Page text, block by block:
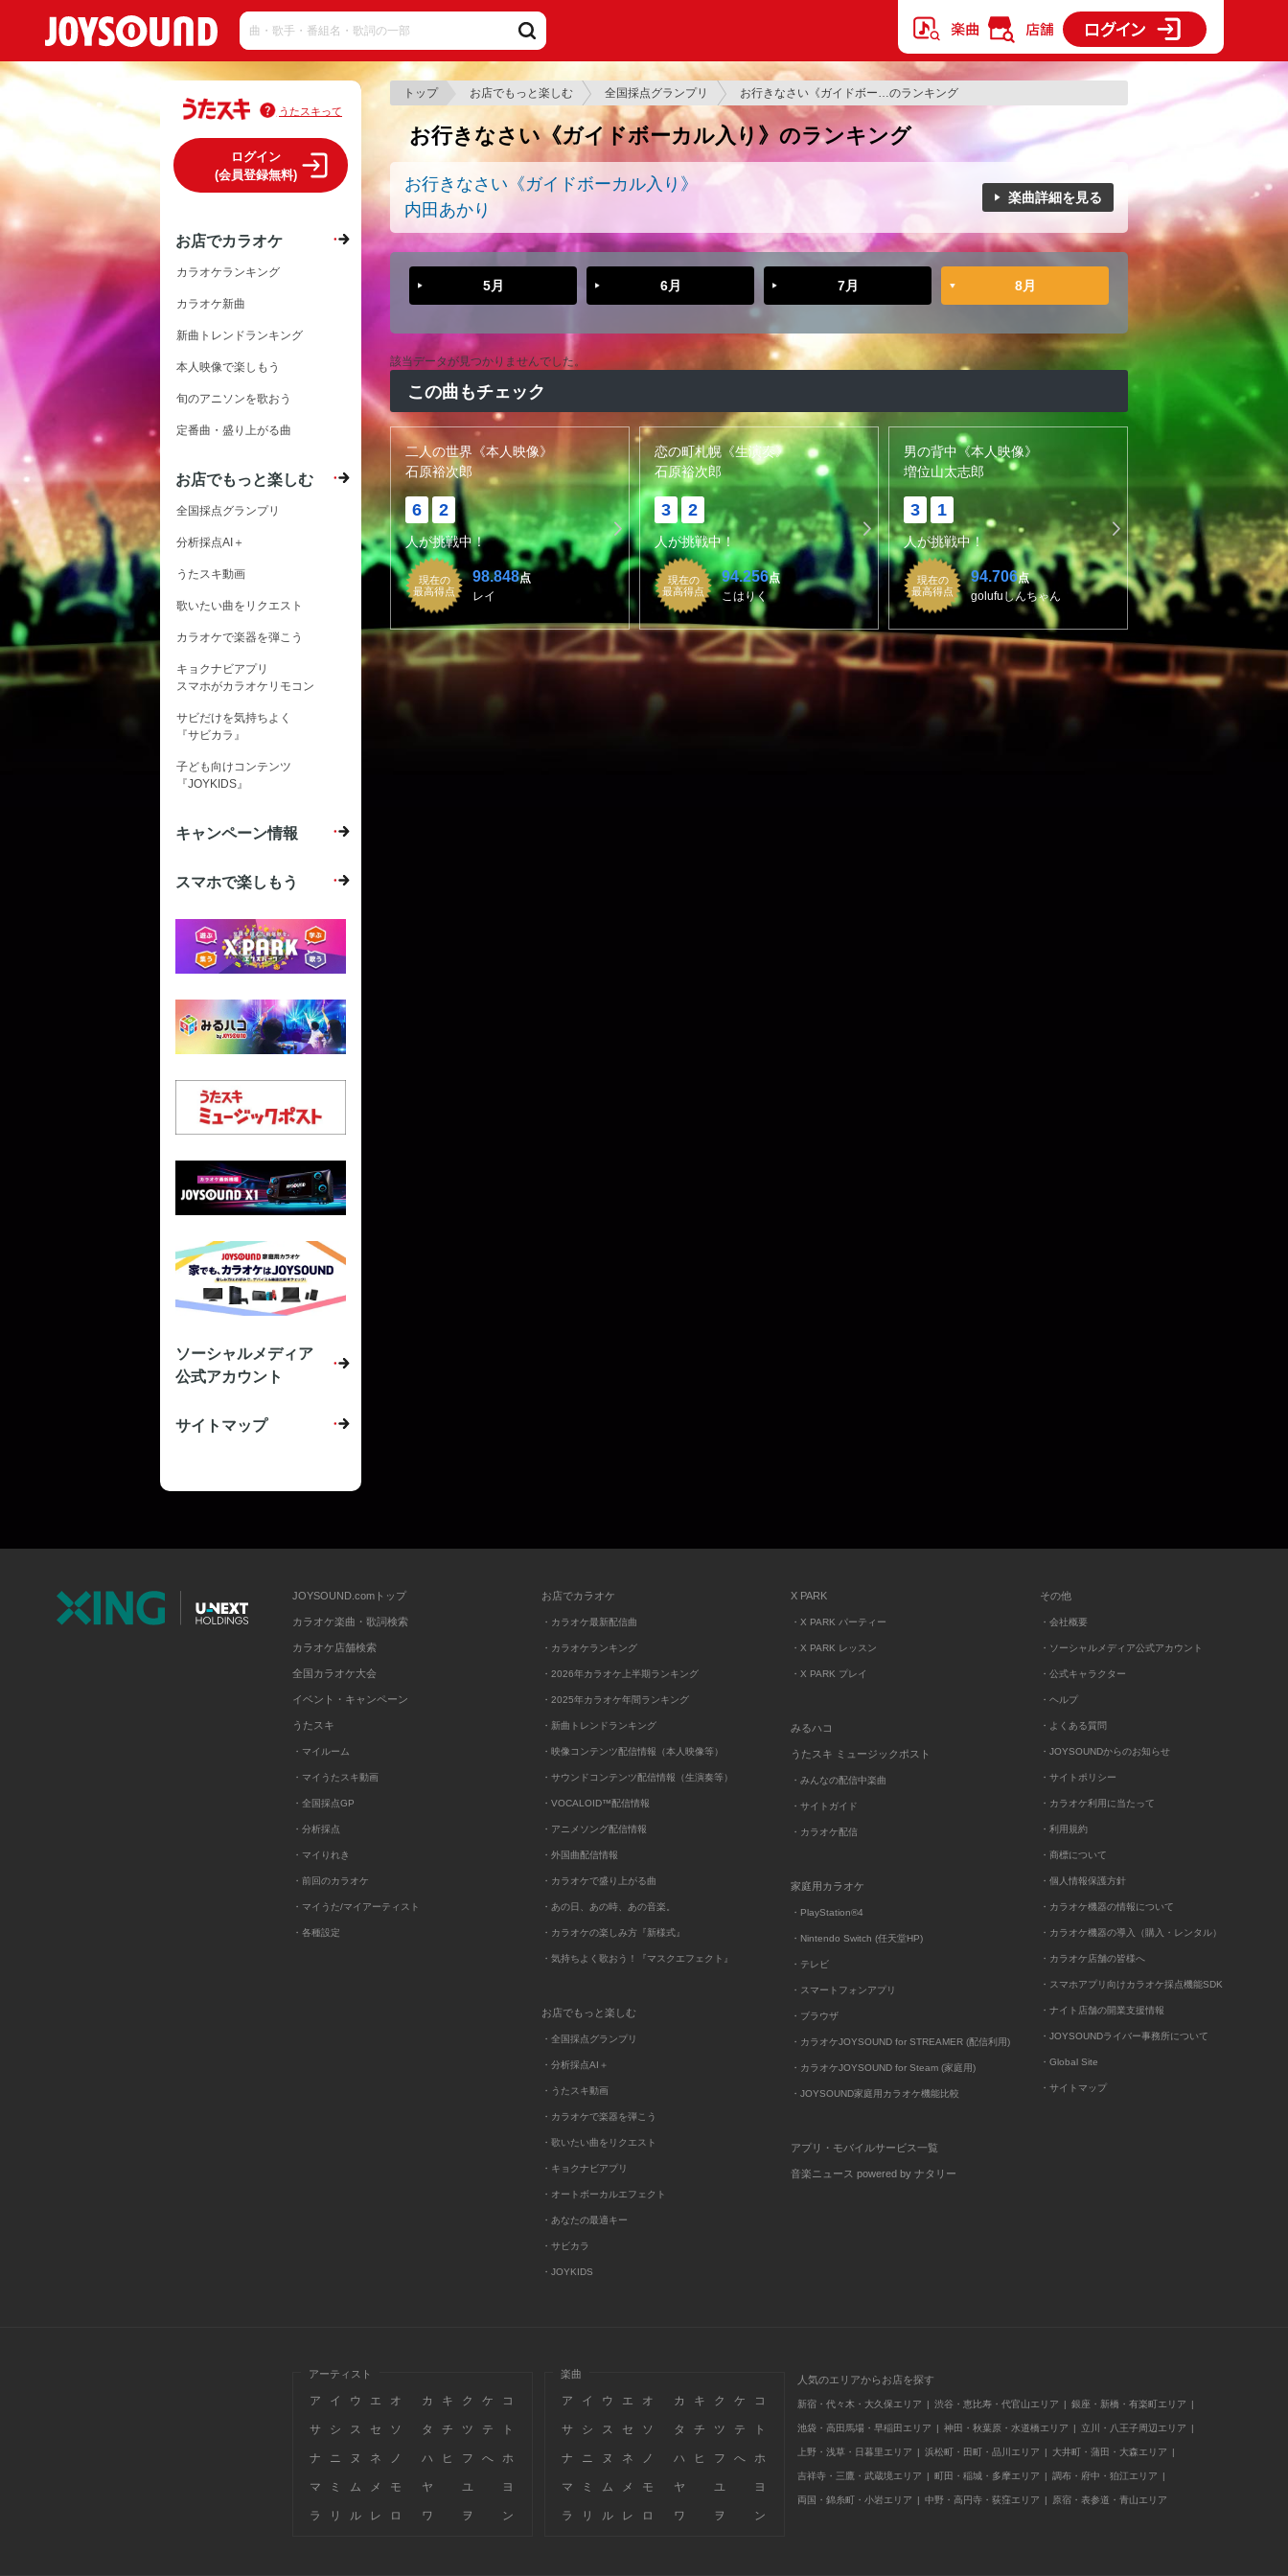
トップ お店でもっと楽しむ 全国採点グランプリ お行きなさい《ガイドボー…のランキング
お行きなさい《ガイドボーカル入り》のランキング
お行きなさい《ガイドボーカル入り》
内田あかり
楽曲詳細を見る
5月 6月 7月 8月
該当データが見つかりませんでした。
この曲もチェック
二人の世界《本人映像》
石原裕次郎
6 2
人が挑戦中！
現在の
最高得点
98.848点
レイ
恋の町札幌《生演奏》
石原裕次郎
3 2
人が挑戦中！
現在の
最高得点
94.256点
こはりく
男の背中《本人映像》
増位山太志郎
3 1
人が挑戦中！
現在の
最高得点
94.706点
golufuしんちゃん
うたスキって
ログイン
(会員登録無料)
お店でカラオケ
カラオケランキング
カラオケ新曲
新曲トレンドランキング
本人映像で楽しもう
旬のアニソンを歌おう
定番曲・盛り上がる曲
お店でもっと楽しむ
全国採点グランプリ
分析採点AI＋
うたスキ動画
歌いたい曲をリクエスト
カラオケで楽器を弾こう
キョクナビアプリ
スマホがカラオケリモコン
サビだけを気持ちよく
『サビカラ』
子ども向けコンテンツ
『JOYKIDS』
キャンペーン情報
スマホで楽しもう
ソーシャルメディア
公式アカウント
サイトマップ
JOYSOUND.comトップ
カラオケ楽曲・歌詞検索
カラオケ店舗検索
全国カラオケ大会
イベント・キャンペーン
うたスキ
・マイルーム
・マイうたスキ動画
・全国採点GP
・分析採点
・マイりれき
・前回のカラオケ
・マイうた/マイアーティスト
・各種設定
お店でカラオケ
・カラオケ最新配信曲
・カラオケランキング
・2026年カラオケ上半期ランキング
・2025年カラオケ年間ランキング
・新曲トレンドランキング
・映像コンテンツ配信情報（本人映像等）
・サウンドコンテンツ配信情報（生演奏等）
・VOCALOID™配信情報
・アニメソング配信情報
・外国曲配信情報
・カラオケで盛り上がる曲
・あの日、あの時、あの音楽。
・カラオケの楽しみ方『新様式』
・気持ちよく歌おう！『マスクエフェクト』
お店でもっと楽しむ
・全国採点グランプリ
・分析採点AI＋
・うたスキ動画
・カラオケで楽器を弾こう
・歌いたい曲をリクエスト
・キョクナビアプリ
・オートボーカルエフェクト
・あなたの最適キー
・サビカラ
・JOYKIDS
X PARK
・X PARK パーティー
・X PARK レッスン
・X PARK プレイ
みるハコ
うたスキ ミュージックポスト
・みんなの配信中楽曲
・サイトガイド
・カラオケ配信
家庭用カラオケ
・PlayStation®4
・Nintendo Switch (任天堂HP)
・テレビ
・スマートフォンアプリ
・ブラウザ
・カラオケJOYSOUND for STREAMER (配信利用)
・カラオケJOYSOUND for Steam (家庭用)
・JOYSOUND家庭用カラオケ機能比較
アプリ・モバイルサービス一覧
音楽ニュース powered by ナタリー
その他
・会社概要
・ソーシャルメディア公式アカウント
・公式キャラクター
・ヘルプ
・よくある質問
・JOYSOUNDからのお知らせ
・サイトポリシー
・カラオケ利用に当たって
・利用規約
・商標について
・個人情報保護方針
・カラオケ機器の情報について
・カラオケ機器の導入（購入・レンタル）
・カラオケ店舗の皆様へ
・スマホアプリ向けカラオケ採点機能SDK
・ナイト店舗の開業支援情報
・JOYSOUNDライバー事務所について
・Global Site
・サイトマップ
アーティスト
ア イ ウ エ オ カ キ ク ケ コ
サ シ ス セ ソ タ チ ツ テ ト
ナ ニ ヌ ネ ノ ハ ヒ フ へ ホ
マ ミ ム メ モ ヤ ユ ヨ
ラ リ ル レ ロ ワ ヲ ン
楽曲
ア イ ウ エ オ カ キ ク ケ コ
サ シ ス セ ソ タ チ ツ テ ト
ナ ニ ヌ ネ ノ ハ ヒ フ へ ホ
マ ミ ム メ モ ヤ ユ ヨ
ラ リ ル レ ロ ワ ヲ ン
人気のエリアからお店を探す
新宿・代々木・大久保エリア 渋谷・恵比寿・代官山エリア 銀座・新橋・有楽町エリア
池袋・高田馬場・早稲田エリア 神田・秋葉原・水道橋エリア 立川・八王子周辺エリア
上野・浅草・日暮里エリア 浜松町・田町・品川エリア 大井町・蒲田・大森エリア
吉祥寺・三鷹・武蔵境エリア 町田・稲城・多摩エリア 調布・府中・狛江エリア
両国・錦糸町・小岩エリア 中野・高円寺・荻窪エリア 原宿・表参道・青山エリア